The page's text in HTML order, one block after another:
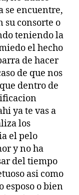
se encuentre,
su consorte o
teniendo la
el hecho
de hacer
de que nos
dentro de
ya te vas a
los
el pelo
y no ha
del tiempo
asi­ como
esposo o bien